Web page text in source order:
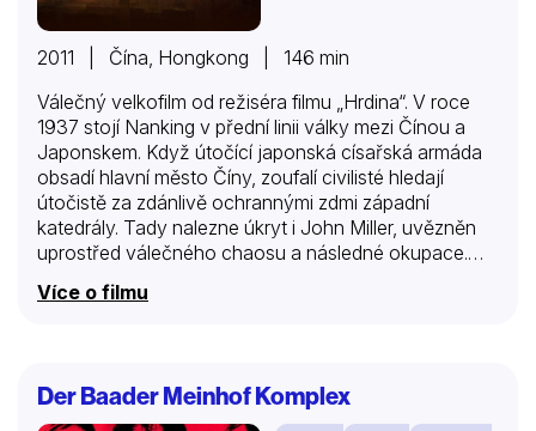
2011 | Čína, Hongkong | 146 min
Válečný velkofilm od režiséra filmu „Hrdina“. V roce
1937 stojí Nanking v přední linii války mezi Čínou a
Japonskem. Když útočící japonská císařská armáda
obsadí hlavní město Číny, zoufalí civilisté hledají
útočistě za zdánlivě ochrannými zdmi západní
katedrály. Tady nalezne úkryt i John Miller, uvězněn
uprostřed válečného chaosu a následné okupace.
třináct kurtizán, které jsou stejně jako on odhodlány
násilí a pronásledování ze strany japonské armády.
Více o filmu
Der Baader Meinhof Komplex